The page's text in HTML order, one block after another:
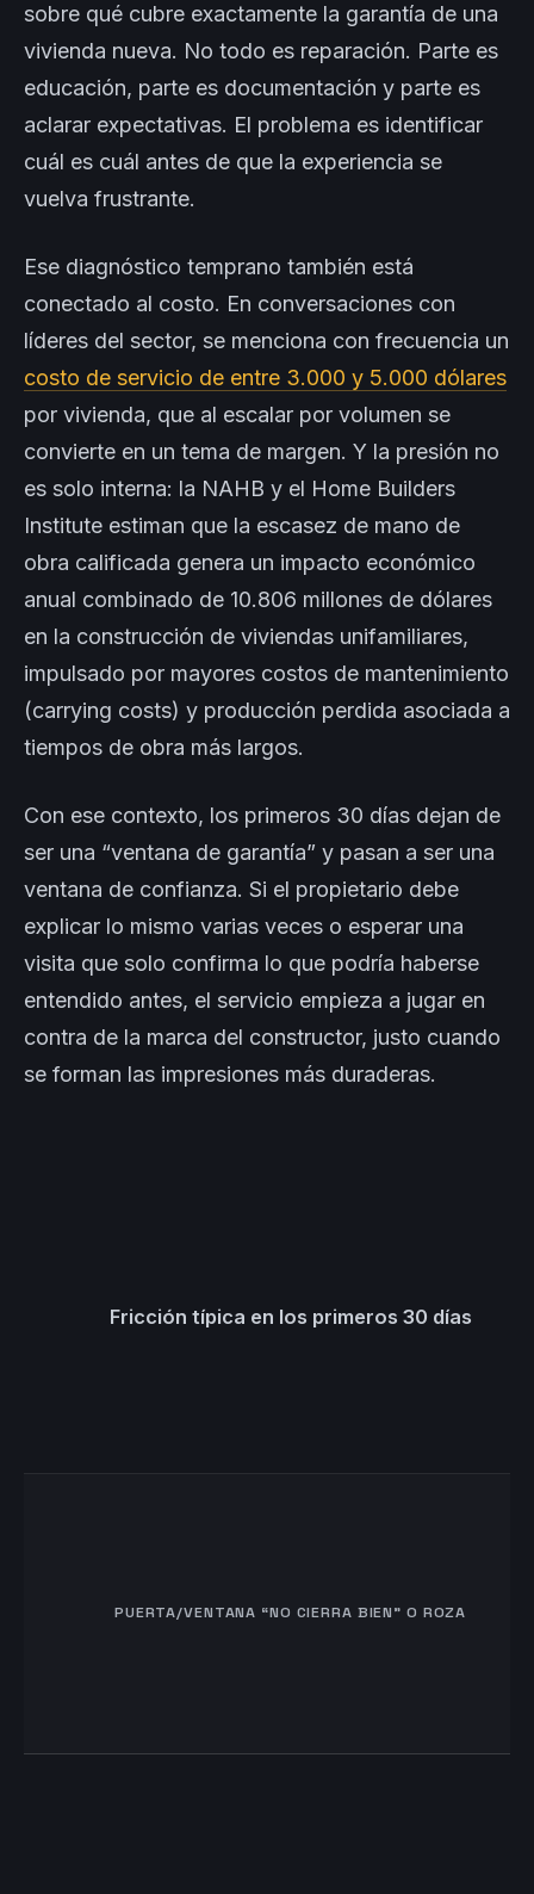
sobre qué cubre exactamente la garantía de una
vivienda nueva. No todo es reparación. Parte es
educación, parte es documentación y parte es
aclarar expectativas. El problema es identificar
cuál es cuál antes de que la experiencia se
vuelva frustrante.
Ese diagnóstico temprano también está
conectado al costo. En conversaciones con
líderes del sector, se menciona con frecuencia un
costo de servicio de entre 3.000 y 5.000 dólares
por vivienda, que al escalar por volumen se
convierte en un tema de margen. Y la presión no
es solo interna: la NAHB y el Home Builders
Institute estiman que la escasez de mano de
obra calificada genera un impacto económico
anual combinado de 10.806 millones de dólares
en la construcción de viviendas unifamiliares,
impulsado por mayores costos de mantenimiento
(carrying costs) y producción perdida asociada a
tiempos de obra más largos.
Con ese contexto, los primeros 30 días dejan de
ser una “ventana de garantía” y pasan a ser una
ventana de confianza. Si el propietario debe
explicar lo mismo varias veces o esperar una
visita que solo confirma lo que podría haberse
entendido antes, el servicio empieza a jugar en
contra de la marca del constructor, justo cuando
se forman las impresiones más duraderas.
Fricción típica en los primeros 30 días
PUERTA/VENTANA “NO CIERRA BIEN” O ROZA